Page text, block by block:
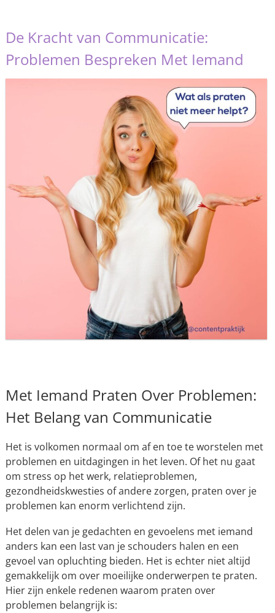
De Kracht van Communicatie:
Problemen Bespreken Met Iemand
Met Iemand Praten Over Problemen:
Het Belang van Communicatie
Het is volkomen normaal om af en toe te worstelen met
problemen en uitdagingen in het leven. Of het nu gaat
om stress op het werk, relatieproblemen,
gezondheidskwesties of andere zorgen, praten over je
problemen kan enorm verlichtend zijn.
Het delen van je gedachten en gevoelens met iemand
anders kan een last van je schouders halen en een
gevoel van opluchting bieden. Het is echter niet altijd
gemakkelijk om over moeilijke onderwerpen te praten.
Hier zijn enkele redenen waarom praten over
problemen belangrijk is: